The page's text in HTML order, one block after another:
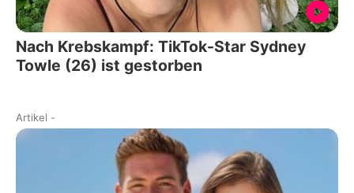
Nach Krebskampf: TikTok-Star Sydney
Towle (26) ist gestorben
Artikel -